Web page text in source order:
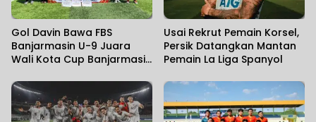
Gol Davin Bawa FBS
Banjarmasin U-9 Juara
Wali Kota Cup Banjarmasin
Usai Rekrut Pemain Korsel,
Persik Datangkan Mantan
Pemain La Liga Spanyol